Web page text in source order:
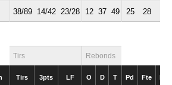
38/89 14/42 23/28 12 37 49 25 28
Tirs Rebonds
Tirs 3pts LF O D T Pd Fte